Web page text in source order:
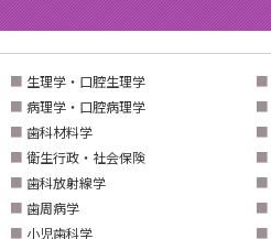
■ 生理学・口腔生理学 ■
■ 病理学・口腔病理学 ■
■ 歯科材料学 ■
■ 衛生行政・社会保険 ■
■ 歯科放射線学 ■
■ 歯周病学 ■
■ 小児歯科学 ■